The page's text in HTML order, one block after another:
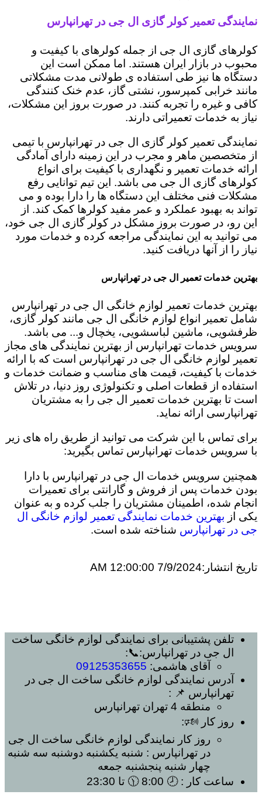
نمایندگی تعمیر کولر گازی ال جی در تهرانپارس
کولرهای گازی ال جی از جمله کولرهای با کیفیت و
محبوب در بازار ایران هستند. اما ممکن است این
دستگاه ها نیز طی استفاده ی طولانی مدت مشکلاتی
مانند خرابی کمپرسور، نشتی گاز، عدم خنک کنندگی
کافی و غیره را تجربه کنند. در صورت بروز این مشکلات،
نیاز به خدمات تعمیراتی دارند.
نمایندگی تعمیر کولر گازی ال جی در تهرانپارس با تیمی
از متخصصین ماهر و مجرب در این زمینه دارای آمادگی
ارائه خدمات تعمیر و نگهداری با کیفیت برای انواع
کولرهای گازی ال جی می باشد. این تیم توانایی رفع
مشکلات فنی مختلف این دستگاه ها را دارا بوده و می
تواند به بهبود عملکرد و عمر مفید کولرها کمک کند. از
این رو، در صورت بروز مشکل در کولر گازی ال جی خود،
می توانید به این نمایندگی مراجعه کرده و خدمات مورد
نیاز را از آنها دریافت کنید.
بهترین خدمات تعمیر ال جی در تهرانپارس
بهترین خدمات تعمیر لوازم خانگی ال جی در تهرانپارس
شامل تعمیر انواع لوازم خانگی ال جی مانند کولر گازی،
ظرفشویی، ماشین لباسشویی، یخچال و... می باشد.
سرویس خدمات تهرانپارس از بهترین نمایندگی های مجاز
تعمیر لوازم خانگی ال جی در تهرانپارس است که با ارائه
خدمات با کیفیت، قیمت های مناسب و ضمانت خدمات و
استفاده از قطعات اصلی و تکنولوژی روز دنیا، در تلاش
است تا بهترین خدمات تعمیر ال جی را به مشتریان
تهرانپارسی ارائه نماید.
برای تماس با این شرکت می توانید از طریق راه های زیر
با سرویس خدمات تهرانپارس تماس بگیرید:
همچنین سرویس خدمات ال جی در تهرانپارس با دارا
بودن خدمات پس از فروش و گارانتی برای تعمیرات
انجام شده، اطمینان مشتریان را جلب کرده و به عنوان
یکی از بهترین خدمات نمایندگی تعمیر لوازم خانگی ال
جی در تهرانپارس شناخته شده است.
تاریخ انتشار:7/9/2024 12:00:00 AM
تلفن پشتیبانی برای نمایندگی لوازم خانگی ساخت
ال جی در تهرانپارس:📞:
آقای هاشمی: 09125353655
آدرس نمایندگی لوازم خانگی ساخت ال جی در
تهرانپارس 📌 :
منطقه 4 تهران
تهرانپارس
روز کار 🕬:
روز کار نمایندگی لوازم خانگی ساخت ال جی
در تهرانپارس : شنبه یکشنبه دوشنبه سه شنبه
چهار شنبه پنجشنبه جمعه
ساعت کار : 🕗 8:00 🕦 تا 23:30